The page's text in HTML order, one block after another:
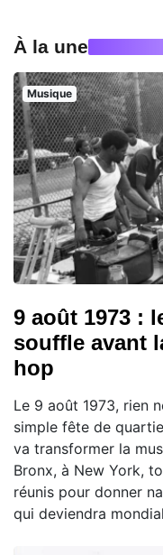
À la une
Musique
9 août 1973 :
souffle avant
hop
Le 9 août 1973, rien
simple fête de
va transformer la
Bronx, à New York,
réunis pour donner
qui deviendra